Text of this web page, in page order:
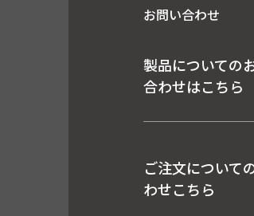
お問い合わせ
製品についての
合わせはこちら
ご注文について
わせこちら